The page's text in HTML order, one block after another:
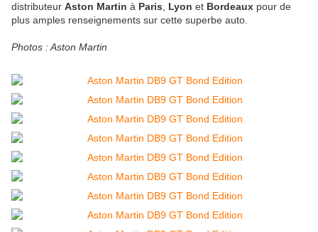
distributeur Aston Martin à Paris Lyon et Bordeaux pour de
plus amples renseignements sur cette superbe auto.
Photos : Aston Martin